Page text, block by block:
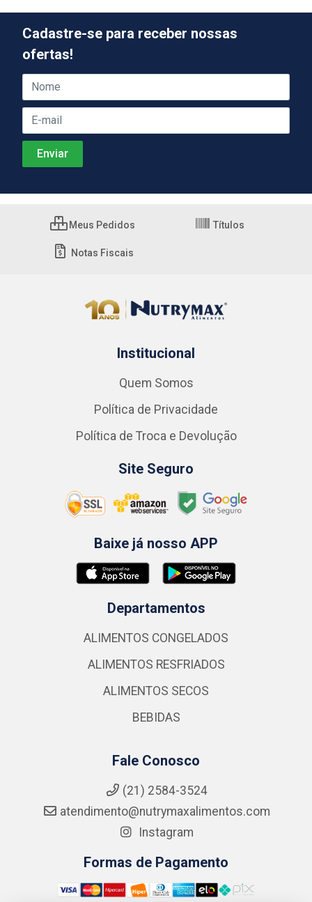
Cadastre-se para receber nossas
ofertas!
Meus Pedidos Títulos
Notas Fiscais
Institucional
Quem Somos
Política de Privacidade
Política de Troca e Devolução
Site Seguro
Baixe já nosso APP
Departamentos
ALIMENTOS CONGELADOS
ALIMENTOS RESFRIADOS
ALIMENTOS SECOS
BEBIDAS
Fale Conosco
(21) 2584-3524
atendimento@nutrymaxalimentos.com
Instagram
Formas de Pagamento